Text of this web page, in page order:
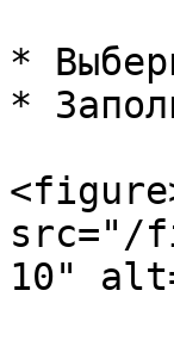
*
*
src="/
10"